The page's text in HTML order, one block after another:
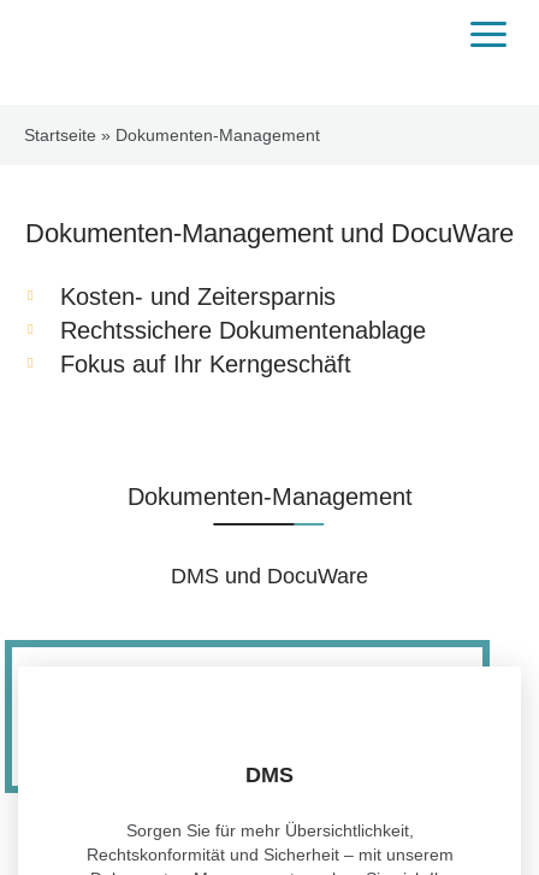
Startseite » Dokumenten-Management
Dokumenten-Management und DocuWare
Kosten- und Zeitersparnis
Rechtssichere Dokumentenablage
Fokus auf Ihr Kerngeschäft
Dokumenten-Management
DMS und DocuWare
DMS
Sorgen Sie für mehr Übersichtlichkeit,
Rechtskonformität und Sicherheit – mit unserem